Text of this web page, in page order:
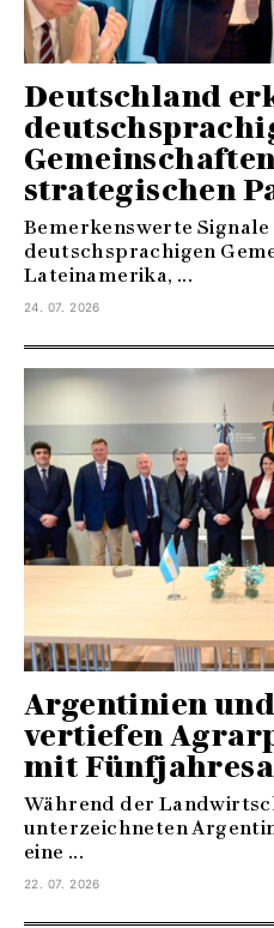
Deutschland
strategischen
Bemerkenswerte Signale
deutschsprachigen
Lateinamerika, ...
24. 07. 2026
Argentinien
vertiefen
mit
Während der
unterzeichneten
eine ...
22. 07. 2026